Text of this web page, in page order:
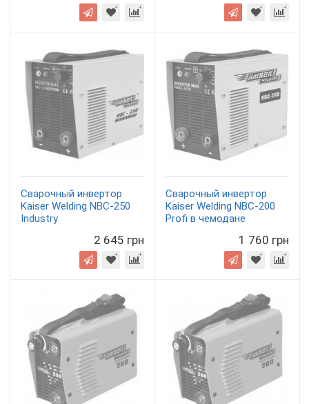
Сварочный инвертор
Kaiser Welding NBC-250
Industry
2 645 грн
Сварочный инвертор
Kaiser Welding NBC-200
Profi в чемодане
1 760 грн